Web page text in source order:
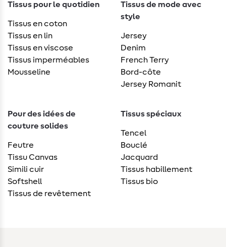
Tissus pour le quotidien
Tissus en coton
Tissus en lin
Tissus en viscose
Tissus imperméables
Mousseline
Tissus de mode avec
style
Jersey
Denim
French Terry
Bord-côte
Jersey Romanit
Pour des idées de
couture solides
Feutre
Tissu Canvas
Simili cuir
Softshell
Tissus de revêtement
Tissus spéciaux
Tencel
Bouclé
Jacquard
Tissus habillement
Tissus bio